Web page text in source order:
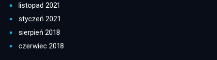
listopad 2021
styczeń 2021
sierpień 2018
czerwiec 2018